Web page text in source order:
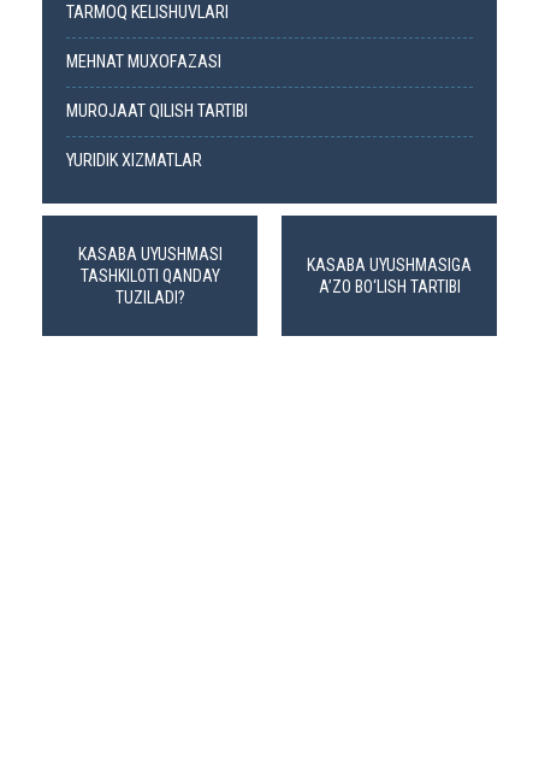
TARMOQ KELISHUVLARI
MEHNAT MUXOFAZASI
MUROJAAT QILISH TARTIBI
YURIDIK XIZMATLAR
KASABA UYUSHMASI
TASHKILOTI QANDAY
TUZILADI?
KASABA UYUSHMASIGA
A’ZO BO‘LISH TARTIBI